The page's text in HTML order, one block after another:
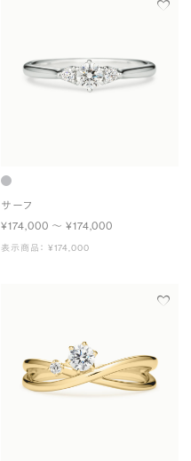
サーフ
¥174,000 〜 ¥174,000
表示商品： ¥174,000